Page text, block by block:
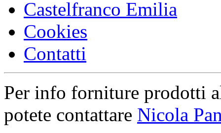
Castelfranco Emilia
Cookies
Contatti
Per info forniture prodotti
potete contattare Nicola